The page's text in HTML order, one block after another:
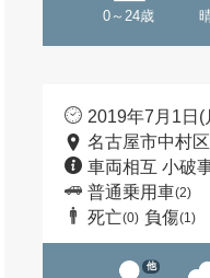
0～24歳
2019年7月1日(
名古屋市中村
車両相互 小破
普通乗用車(2)
死亡(0) 負傷(1)
他